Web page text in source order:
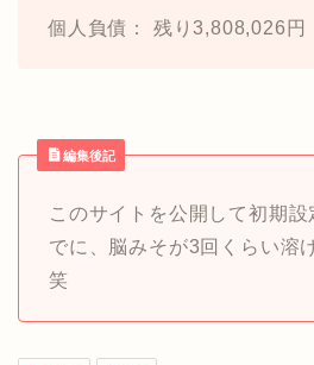
個人負債： 残り3,808,026円
編集後記
このサイトを公開して初期設
でに、脳みそが3回くらい溶
笑